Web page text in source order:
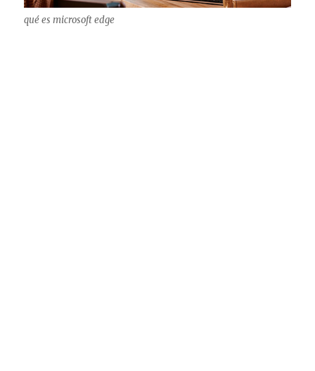
qué es microsoft edge